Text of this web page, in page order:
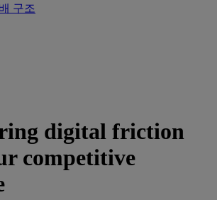
구조
digital friction
competitive